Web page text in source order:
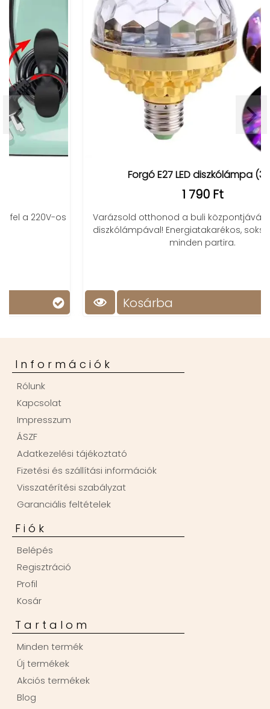
Forgó E27 LED diszkólámpa (3W)
Varázsold otthonod a buli központjává a forgó LED
diszkólámpával! Energiatakarékos, sokszínű fények
Kosárba
Információk
Rólunk
Kapcsolat
Impresszum
ÁSZF
Adatkezelési tájékoztató
Fizetési és szállítási információk
Visszatérítési szabályzat
Garanciális feltételek
Fiók
Belépés
Regisztráció
Profil
Kosár
Tartalom
Minden termék
Új termékek
Akciós termékek
Blog